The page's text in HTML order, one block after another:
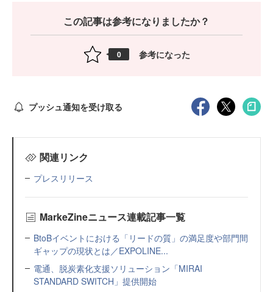
この記事は参考になりましたか？
0 参考になった
プッシュ通知を受け取る
関連リンク
プレスリリース
MarkeZineニュース連載記事一覧
BtoBイベントにおける「リードの質」の満足度や部門間
ギャップの現状とは／EXPOLINE...
電通、脱炭素化支援ソリューション「MIRAI
STANDARD SWITCH」提供開始